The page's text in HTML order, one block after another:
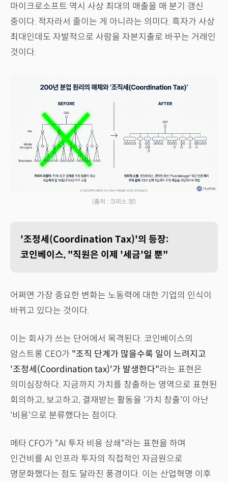
마이크로소프트 역시 사상 최대의 매출을 매 분기 갱신
중이다. 적자라서 줄이는 게 아니라는 의미다. 흑자가 사상
최대인데도 자발적으로 사람을 자본지출로 바꾸는 거래인
것이다.
(출처 : 크리스 정)
'조정세(Coordination Tax)'의 등장:
코인베이스, "직원은 이제 '세금'일 뿐"
어쩌면 가장 중요한 변화는 노동력에 대한 기업의 인식이
바뀌고 있다는 것이다.
이는 회사가 쓰는 단어에서 목격된다. 코인베이스의
암스트롱 CEO가 "조직 단계가 많을수록 일이 느려지고
'조정세(Coordination tax)'가 발생한다"라는 표현은
의미심장하다. 지금까지 가치를 창출하는 영역으로 표현된
회의하고, 보고하고, 결재받는 활동을 '가치 창출'이 아난
'비용'으로 분류했다는 점이다.
메타 CFO가 "AI 투자 비용 상쇄"라는 표현을 하며
인건비를 AI 인프라 투자의 직접적인 자금원으로
명문화했다는 점도 달라진 풍경이다. 이는 산업혁명 이후